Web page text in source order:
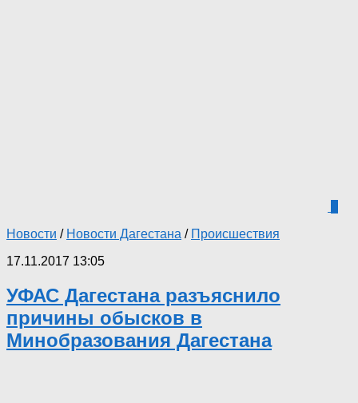
Новости / Новости Дагестана / Происшествия
17.11.2017 13:05
УФАС Дагестана разъяснило
причины обысков в
Минобразования Дагестана